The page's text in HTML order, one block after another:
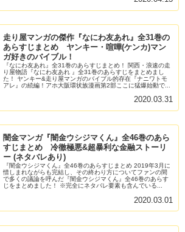
走り屋マンガの傑作『なにわ友あれ』全31巻の
あらすじまとめ ヤンキー・喧嘩(ケンカ)マン
ガ好きのバイブル！
『なにわ友あれ』全31巻のあらすじまとめ！ 関西・浪速の走
り屋物語『なにわ友あれ 』全31巻のあらすじをまとめまし
た！ ヤンキー&走り屋マンガのバイブル的存在『ナニワトモ
アレ』の続編！アホ大阪環状族漫画第2部ここに猛爆始動で...
2020.03.31
闇金マンガ『闇金ウシジマくん』全46巻のあら
すじまとめ 冷徹極悪&超暴利な金融ストーリ
ー (ネタバレあり)
『闇金ウシジマくん』全46巻のあらすじまとめ 2019年3月に
惜しまれながらも完結し、その終わり方についてファンの間
で多くの議論を呼んだ『闇金ウシジマくん』全46巻のあらす
じをまとめました！ ※完全にネタバレ要素も含んでいる...
2020.03.01